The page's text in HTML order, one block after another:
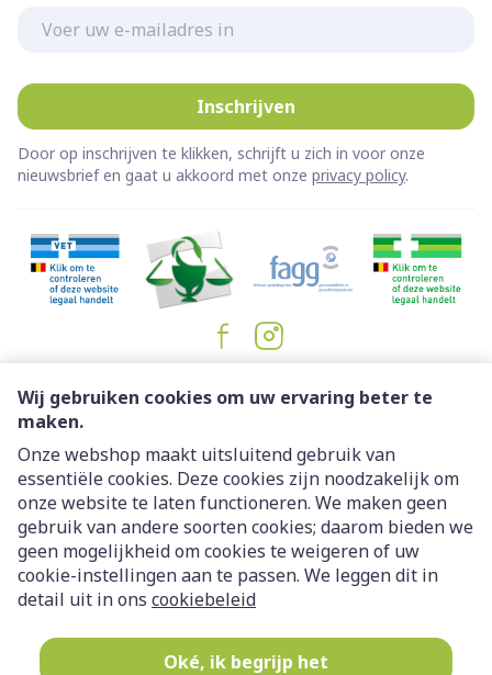
Wij gebruiken cookies om uw ervaring beter te
maken.
Onze webshop maakt uitsluitend gebruik van
essentiële cookies. Deze cookies zijn noodzakelijk om
onze website te laten functioneren. We maken geen
gebruik van andere soorten cookies; daarom bieden we
geen mogelijkheid om cookies te weigeren of uw
cookie-instellingen aan te passen. We leggen dit in
detail uit in ons cookiebeleid
Oké, ik begrijp het
Inschrijven
Door op inschrijven te klikken, schrijft u zich in voor onze
nieuwsbrief en gaat u akkoord met onze privacy policy.
Juridische links